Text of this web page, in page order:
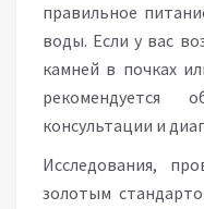
правильное
воды. Если у вас
камней в почках
консультации и
Исследования,
золотым